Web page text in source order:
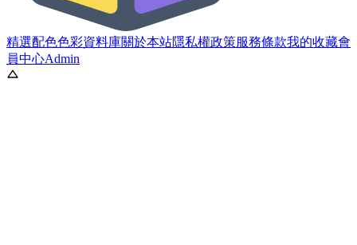
精選配色色彩資料庫關於本站隱私權政策服務條款我的收藏會
員中心Admin